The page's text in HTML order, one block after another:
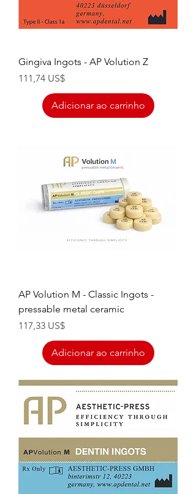
Gingiva Ingots - AP Volution Z
Preço
111,74 US$
Adicionar ao carrinho
AP Volution M - Classic Ingots -
pressable metal ceramic
Preço
117,33 US$
Adicionar ao carrinho